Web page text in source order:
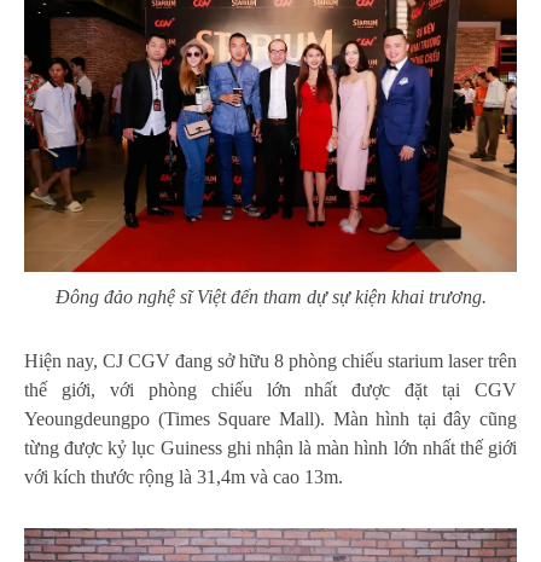
Đông đảo nghệ sĩ Việt đến tham dự sự kiện khai trương.
Hiện nay, CJ CGV đang sở hữu 8 phòng chiếu starium laser trên
thế giới, với phòng chiếu lớn nhất được đặt tại CGV
Yeoungdeungpo (Times Square Mall). Màn hình tại đây cũng
từng được kỷ lục Guiness ghi nhận là màn hình lớn nhất thế giới
với kích thước rộng là 31,4m và cao 13m.